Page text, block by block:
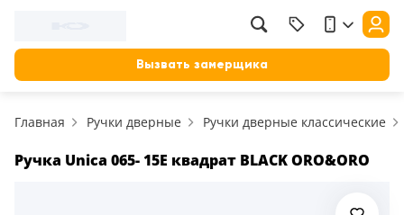
Вызвать замерщика
Главная Ручки дверные Ручки дверные классические
Ручка Unica 065- 15E квадрат BLACK ORO&ORO